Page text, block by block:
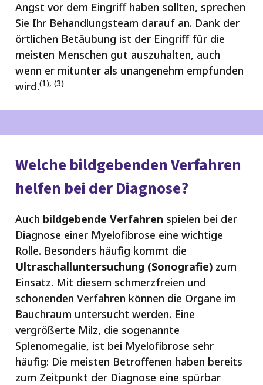
Angst vor dem Eingriff haben sollten, sprechen
Sie Ihr Behandlungsteam darauf an. Dank der
örtlichen Betäubung ist der Eingriff für die
meisten Menschen gut auszuhalten, auch
wenn er mitunter als unangenehm empfunden
wird.(1), (3)
Welche bildgebenden Verfahren
helfen bei der Diagnose?
Auch bildgebende Verfahren spielen bei der
Diagnose einer Myelofibrose eine wichtige
Rolle. Besonders häufig kommt die
Ultraschalluntersuchung (Sonografie) zum
Einsatz. Mit diesem schmerzfreien und
schonenden Verfahren können die Organe im
Bauchraum untersucht werden. Eine
vergrößerte Milz, die sogenannte
Splenomegalie, ist bei Myelofibrose sehr
häufig: Die meisten Betroffenen haben bereits
zum Zeitpunkt der Diagnose eine spürbar